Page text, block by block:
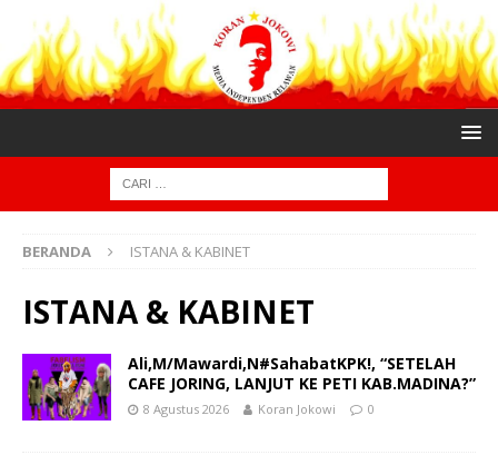
BERANDA ISTANA & KABINET
ISTANA & KABINET
Ali,M/Mawardi,N#SahabatKPK!, “SETELAH
CAFE JORING, LANJUT KE PETI KAB.MADINA?”
8 Agustus 2026 Koran Jokowi 0